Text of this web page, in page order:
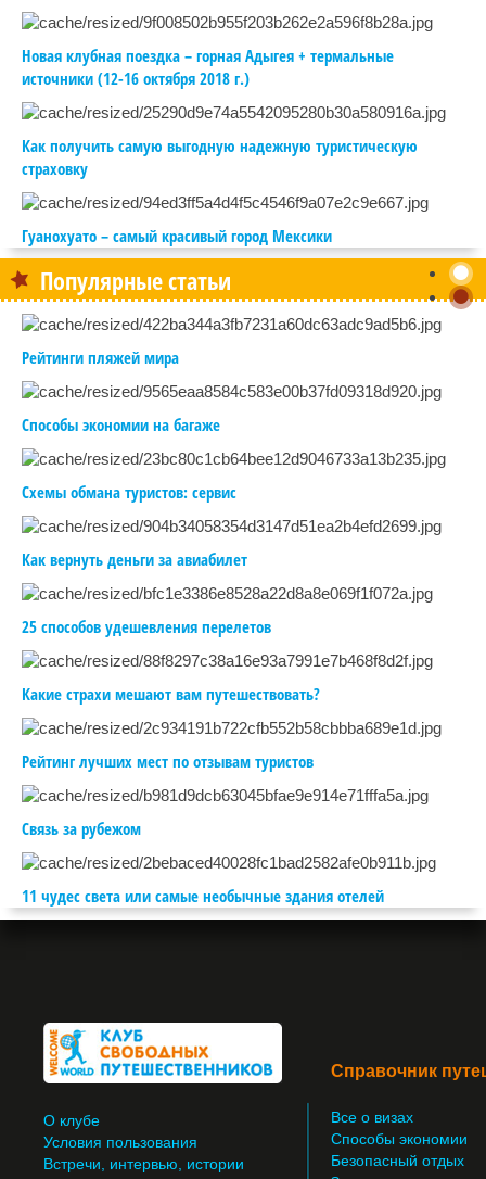
Новая клубная поездка – горная Адыгея + термальные
источники (12-16 октября 2018 г.)
Как получить самую выгодную надежную туристическую
страховку
Гуанохуато – самый красивый город Мексики
Популярные статьи
Рейтинги пляжей мира
Способы экономии на багаже
Схемы обмана туристов: сервис
Как вернуть деньги за авиабилет
25 способов удешевления перелетов
Какие страхи мешают вам путешествовать?
Рейтинг лучших мест по отзывам туристов
Связь за рубежом
11 чудес света или самые необычные здания отелей
О клубе
Условия пользования
Встречи, интервью, истории
Справочник
Все о визах
Способы экономии
Безопасный отдых